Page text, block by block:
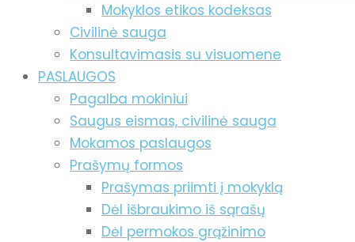
Mokyklos etikos kodeksas
Civilinė sauga
Konsultavimasis su visuomene
PASLAUGOS
Pagalba mokiniui
Saugus eismas, civilinė sauga
Mokamos paslaugos
Prašymų formos
Prašymas priimti į mokyklą
Dėl išbraukimo iš sąrašų
Dėl permokos grąžinimo